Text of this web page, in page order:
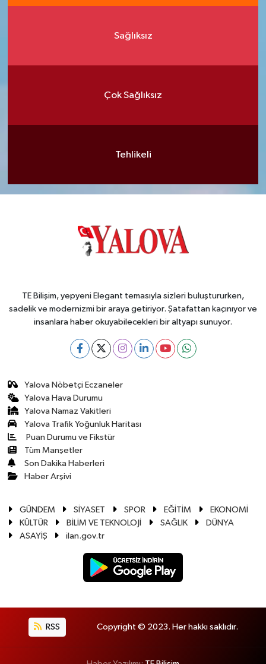
Sağlıksız
Çok Sağlıksız
Tehlikeli
TE Bilişim, yepyeni Elegant temasıyla sizleri buluştururken,
sadelik ve modernizmi bir araya getiriyor. Şatafattan kaçınıyor ve
insanlara haber okuyabilecekleri bir altyapı sunuyor.
Yalova Nöbetçi Eczaneler
Yalova Hava Durumu
Yalova Namaz Vakitleri
Yalova Trafik Yoğunluk Haritası
Puan Durumu ve Fikstür
Tüm Manşetler
Son Dakika Haberleri
Haber Arşivi
GÜNDEM SİYASET SPOR EĞİTİM
EKONOMİ
KÜLTÜR
BİLİM VE TEKNOLOJİ SAĞLIK
DÜNYA
ASAYİŞ
ilan.gov.tr
RSS Copyright © 2023. Her hakkı saklıdır.